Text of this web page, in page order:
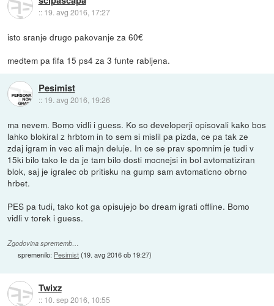
:: 19. avg 2016, 17:27
isto sranje drugo pakovanje za 60€
medtem pa fifa 15 ps4 za 3 funte rabljena.
Pesimist
:: 19. avg 2016, 19:26
ma nevem. Bomo vidli i guess. Ko so developerji opisovali kako bos
lahko blokiral z hrbtom in to sem si mislil pa pizda, ce pa tak ze
zdaj igram in vec ali majn deluje. In ce se prav spomnim je tudi v
15ki bilo tako le da je tam bilo dosti mocnejsi in bol avtomatiziran
blok, saj je igralec ob pritisku na gump sam avtomaticno obrno
hrbet.
PES pa tudi, tako kot ga opisujejo bo dream igrati offline. Bomo
vidli v torek i guess.
Zgodovina sprememb…
spremenilo: Pesimist(19. avg 2016 ob 19:27)
Twixz
:: 10. sep 2016, 10:55